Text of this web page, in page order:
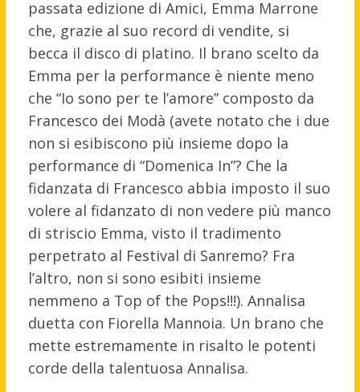
passata edizione di Amici, Emma Marrone
che, grazie al suo record di vendite, si
becca il disco di platino. Il brano scelto da
Emma per la performance è niente meno
che “Io sono per te l’amore” composto da
Francesco dei Modà (avete notato che i due
non si esibiscono più insieme dopo la
performance di “Domenica In”? Che la
fidanzata di Francesco abbia imposto il suo
volere al fidanzato di non vedere più manco
di striscio Emma, visto il tradimento
perpetrato al Festival di Sanremo? Fra
l’altro, non si sono esibiti insieme
nemmeno a Top of the Pops!!!). Annalisa
duetta con Fiorella Mannoia. Un brano che
mette estremamente in risalto le potenti
corde della talentuosa Annalisa.